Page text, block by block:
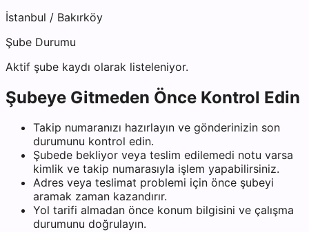
İstanbul / Bakırköy
Şube Durumu
Aktif şube kaydı olarak listeleniyor.
Şubeye Gitmeden Önce Kontrol Edin
Takip numaranızı hazırlayın ve gönderinizin son
durumunu kontrol edin.
Şubede bekliyor veya teslim edilemedi notu varsa
kimlik ve takip numarasıyla işlem yapabilirsiniz.
Adres veya teslimat problemi için önce şubeyi
aramak zaman kazandırır.
Yol tarifi almadan önce konum bilgisini ve çalışma
durumunu doğrulayın.